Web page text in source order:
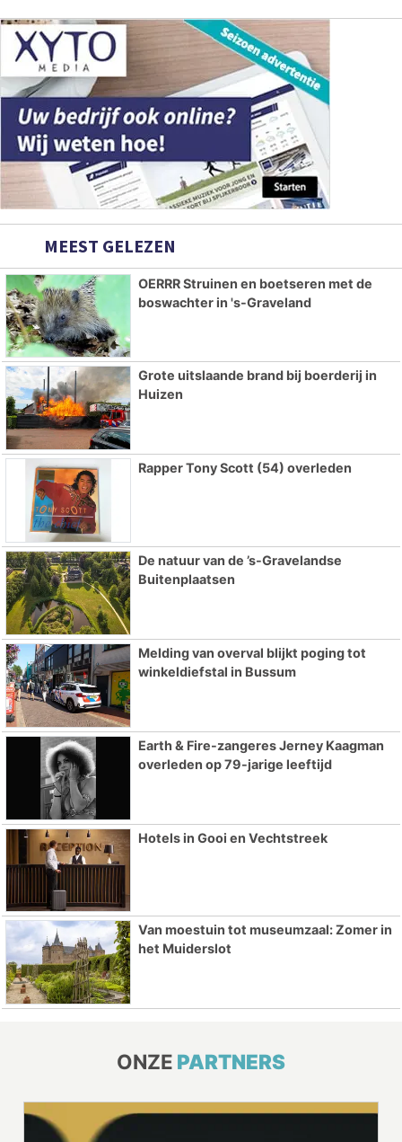
MEEST GELEZEN
OERRR Struinen en boetseren met de
boswachter in 's-Graveland
Grote uitslaande brand bij boerderij in
Huizen
Rapper Tony Scott (54) overleden
De natuur van de ’s-Gravelandse
Buitenplaatsen
Melding van overval blijkt poging tot
winkeldiefstal in Bussum
Earth & Fire-zangeres Jerney Kaagman
overleden op 79-jarige leeftijd
Hotels in Gooi en Vechtstreek
Van moestuin tot museumzaal: Zomer in
het Muiderslot
ONZE PARTNERS